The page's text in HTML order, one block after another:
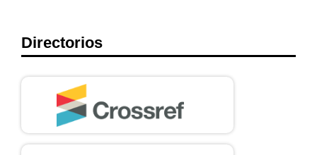
Directorios